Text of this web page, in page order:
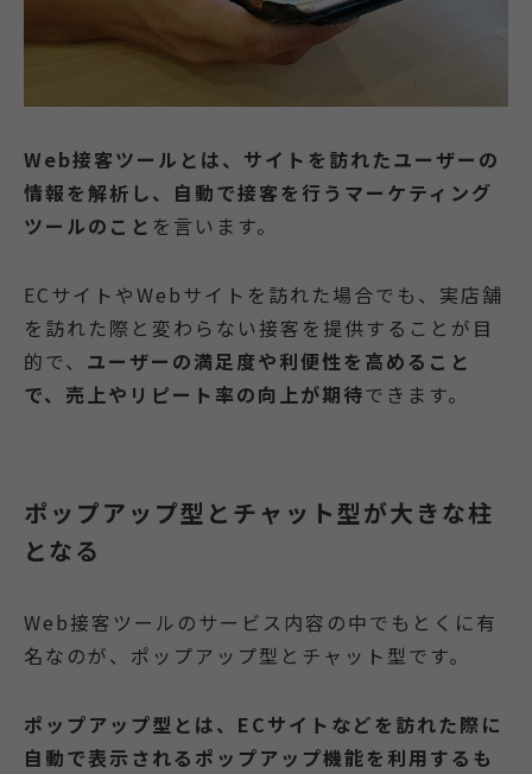
Web接客ツールとは、サイトを訪れたユーザーの
情報を解析し、自動で接客を行うマーケティング
ツールのこと を言います。
ECサイトやWebサイトを訪れた場合でも、実店舗
を訪れた際と変わらない接客を提供することが目
的で、 ユーザーの満足度や利便性を高めること
で、売上やリピート率の向上が期待できます。
ポップアップ型とチャット型が大きな柱
となる
Web接客ツールのサービス内容の中でもとくに有
名なのが、ポップアップ型とチャット型です。
ポップアップ型とは、ECサイトなどを訪れた際に
自動で表示されるポップアップ機能を利用するも